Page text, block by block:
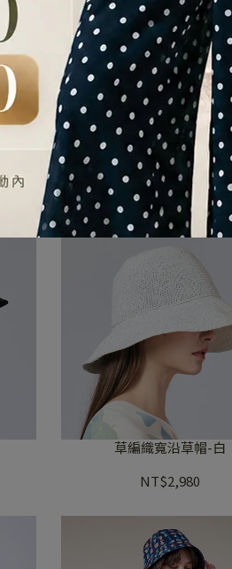
混紡羊毛棒球帽
NT$1,980
草編織寬沿草帽-白
NT$2,980